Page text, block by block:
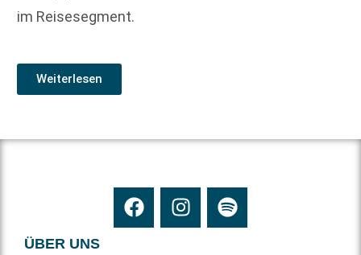
im Reisesegment.
Weiterlesen
ÜBER UNS